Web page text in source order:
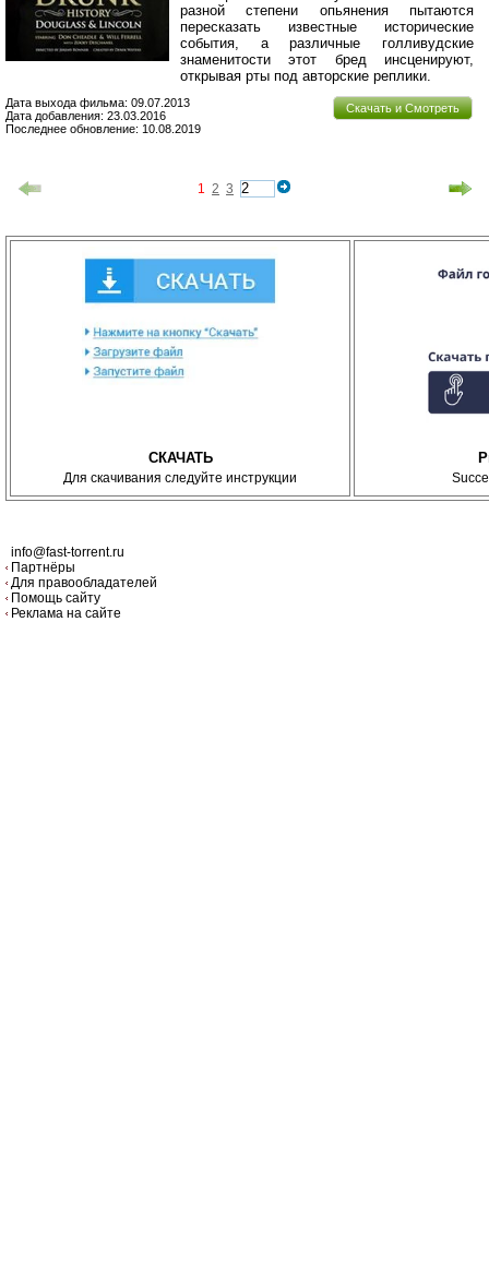
разной степени опьянения пытаются
пересказать известные исторические
события, а различные голливудские
знаменитости этот бред инсценируют,
открывая рты под авторские реплики.
Скачать и Смотреть
Дата выхода фильма: 09.07.2013
Дата добавления: 23.03.2016
Последнее обновление: 10.08.2019
1 2 3
СКАЧАТЬ
Для скачивания следуйте инструкции
info@fast-torrent.ru
Партнёры
Для правообладателей
Помощь сайту
Реклама на сайте